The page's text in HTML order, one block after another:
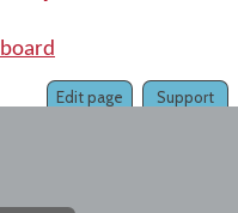
Support
Edit page